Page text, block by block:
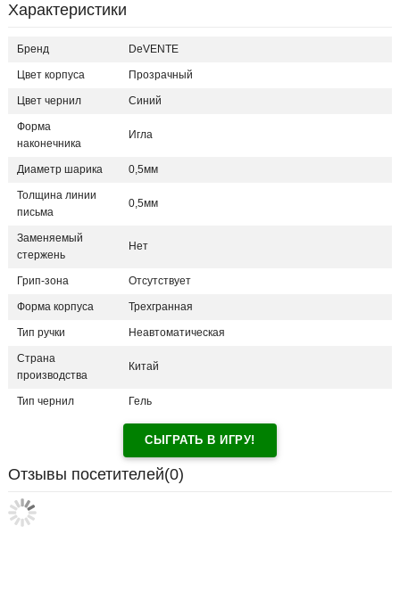
Характеристики
Бренд DeVENTE
Цвет корпуса Прозрачный
Цвет чернил Синий
Форма
наконечника
Игла
Диаметр шарика 0,5мм
Толщина линии
письма
0,5мм
Заменяемый
стержень
Нет
Грип-зона Отсутствует
Форма корпуса Трехгранная
Тип ручки Неавтоматическая
Страна
производства
Китай
Тип чернил Гель
СЫГРАТЬ В ИГРУ!
Отзывы посетителей(0)